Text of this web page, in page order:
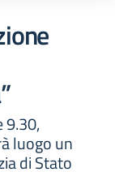
9.30,
luogo un
di Stato